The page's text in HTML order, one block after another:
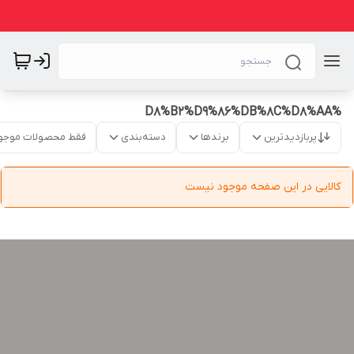
%D8%B2%D9%86%DB%8C%D8%AA
پربازدیدترین برندها دسته‌بندی فقط محصولات
کالایی در این صفحه موجود نیست